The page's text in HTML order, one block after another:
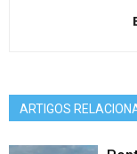
ARTIGOS